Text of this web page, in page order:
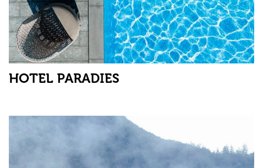
HOTEL PARADIES